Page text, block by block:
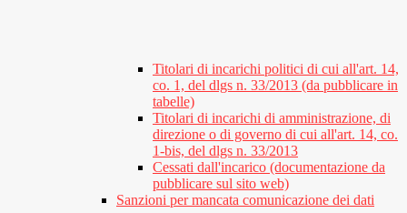
Titolari di incarichi politici di cui all'art. 14,
co. 1, del dlgs n. 33/2013 (da pubblicare in
tabelle)
Titolari di incarichi di amministrazione, di
direzione o di governo di cui all'art. 14, co.
1-bis, del dlgs n. 33/2013
Cessati dall'incarico (documentazione da
pubblicare sul sito web)
Sanzioni per mancata comunicazione dei dati